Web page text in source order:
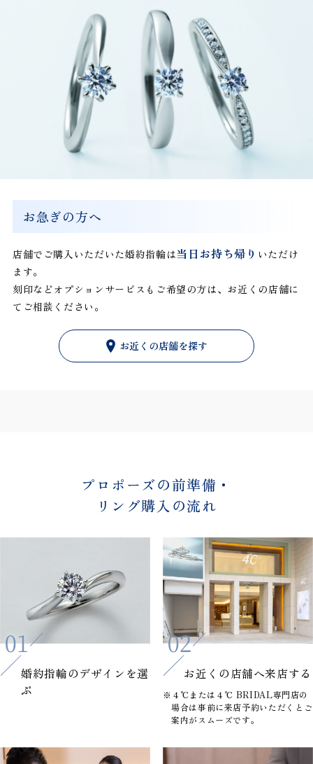
お急ぎの方へ
店舗でご購入いただいた婚約指輪は当日お持ち帰り いただけ
ます。
刻印などオプションサービスもご希望の方は、お近くの店舗に
てご相談ください。
お近くの店舗を探す
プロポーズの前準備・
リング購入の流れ
婚約指輪のデザインを選
ぶ
お近くの店舗へ来店する
※４℃または４℃ BRIDAL専門店の
場合は事前に来店予約いただくとご
案内がスムーズです。